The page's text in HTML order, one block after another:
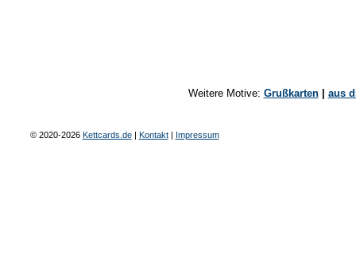
Weitere Motive: Grußkarten| aus
© 2020-2026 Kettcards.de| Kontakt| Impressum